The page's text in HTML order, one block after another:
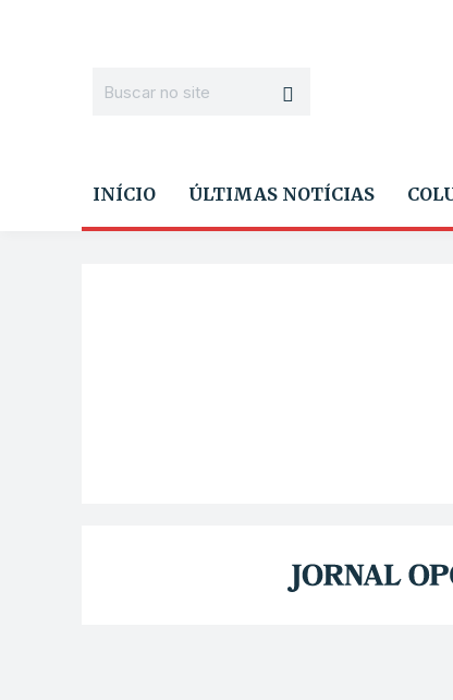
INÍCIO ÚLTIMAS NOTÍCIAS